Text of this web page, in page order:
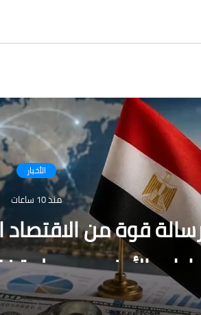
الأخبار
منذ 10 ساعات
قوة من
الأجنبي يسجل
56.29 مليار دولار بنهاية يوليو